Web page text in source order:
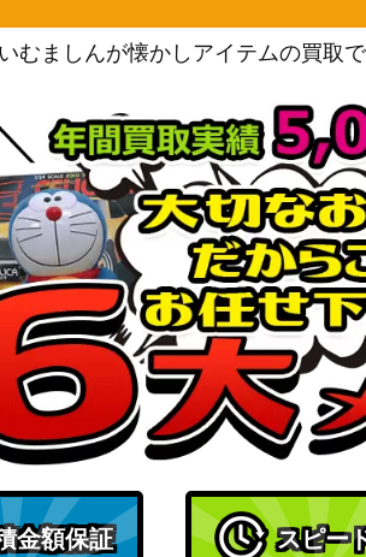
むましんが懐かしアイテムの買取
金額保証 スピー